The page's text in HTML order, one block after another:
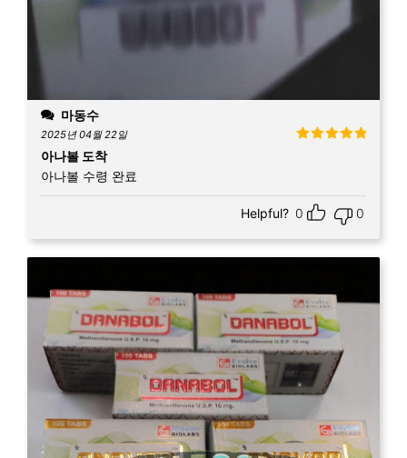
마동수
2025년 04월 22일
아나볼 도착
아나볼 수령 완료
Helpful? 0 0